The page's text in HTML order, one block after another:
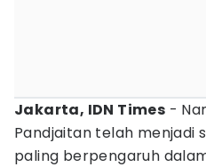
Jakarta, IDN Times -
Pandjaitan telah menjadi
paling berpengaruh